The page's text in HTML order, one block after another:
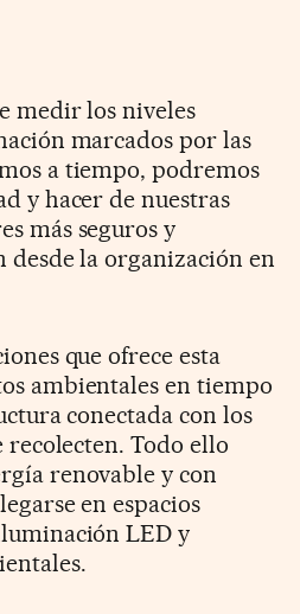
medir los niveles
marcados por las
a tiempo, podremos
y hacer de nuestras
más seguros y
desde la organización en
que ofrece esta
ambientales en tiempo
conectada con los
recolecten. Todo ello
renovable y con
en espacios
LED y